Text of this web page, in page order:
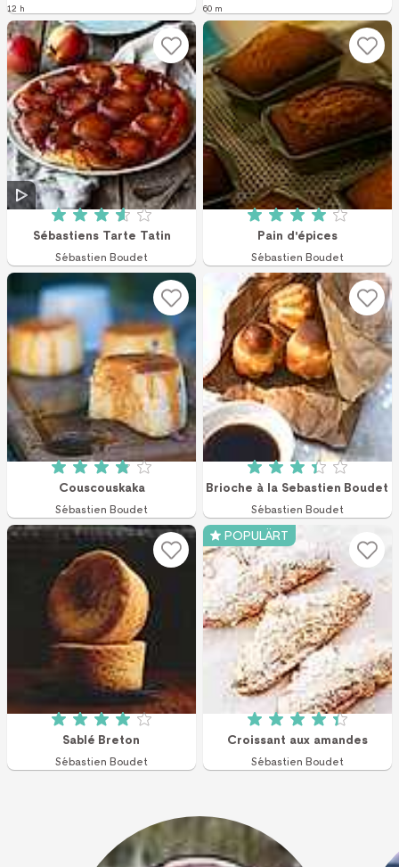
12 h 60 m
Betyg: 3.6 av 5 (331 röster)
Sébastiens Tarte Tatin
Sébastien Boudet
Betyg: 4 av 5 (16
Pain d'épices
Sébastien Boudet
Betyg: 3.89 av 5 (9 röster)
Couscouskaka
Sébastien Boudet
Betyg: 3.4 av 5
Brioche à la Sebastien Boudet
Sébastien Boudet
Betyg: 4 av 5 (24 röster)
Sablé Breton
Sébastien Boudet
POPULÄRT
Betyg: 4.4 av 5
Croissant aux amandes
Sébastien Boudet